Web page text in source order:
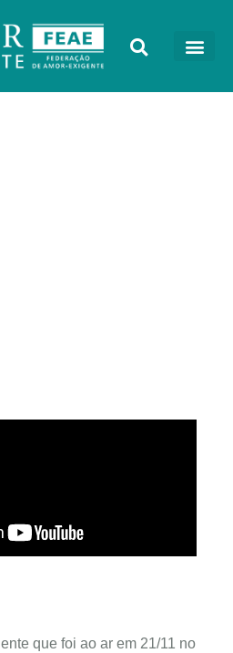
que foi ao ar em 21/11 no